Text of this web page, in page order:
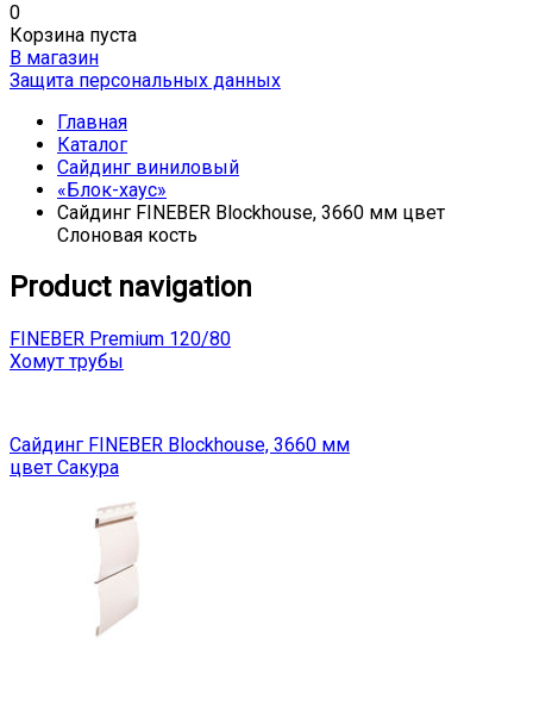
0
Корзина пуста
В магазин
Защита персональных данных
Главная
Каталог
Сайдинг виниловый
«Блок-хаус»
Сайдинг FINEBER Blockhouse, 3660 мм цвет
Слоновая кость
Product navigation
FINEBER Premium 120/80
Хомут трубы
Сайдинг FINEBER Blockhouse, 3660 мм
цвет Сакура